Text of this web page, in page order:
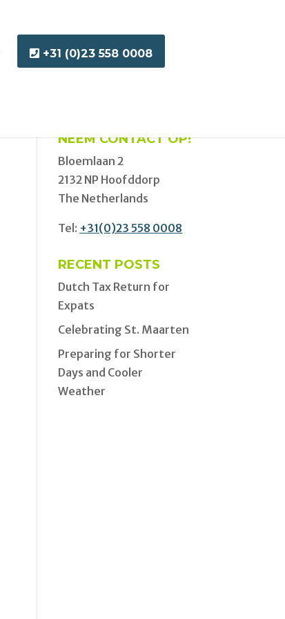
+31 (0)23 558 0008
NEEM CONTACT OP!
Bloemlaan 2
2132 NP Hoofddorp
The Netherlands
Tel: +31(0)23 558 0008
RECENT POSTS
Dutch Tax Return for
Expats
Celebrating St. Maarten
Preparing for Shorter
Days and Cooler
Weather